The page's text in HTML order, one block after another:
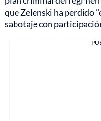
que Zelenski ha perdido
sabotaje con